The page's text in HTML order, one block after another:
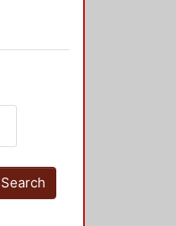
Search